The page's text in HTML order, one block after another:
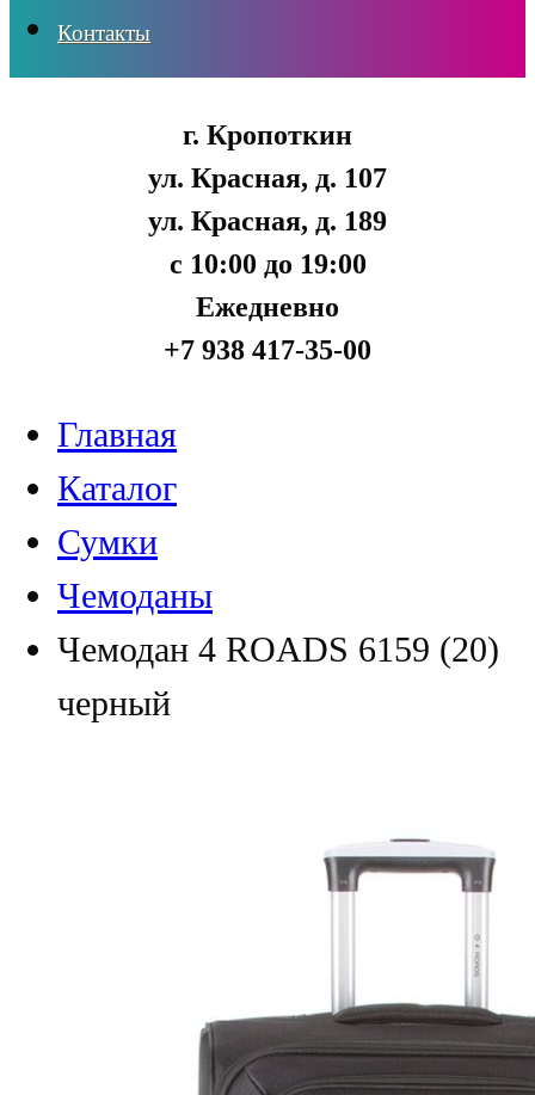
Контакты
г. Кропоткин
ул. Красная, д. 107
ул. Красная, д. 189
с 10:00 до 19:00
Ежедневно
+7 938 417-35-00
Главная
Каталог
Сумки
Чемоданы
Чемодан 4 ROADS 6159 (20)
черный